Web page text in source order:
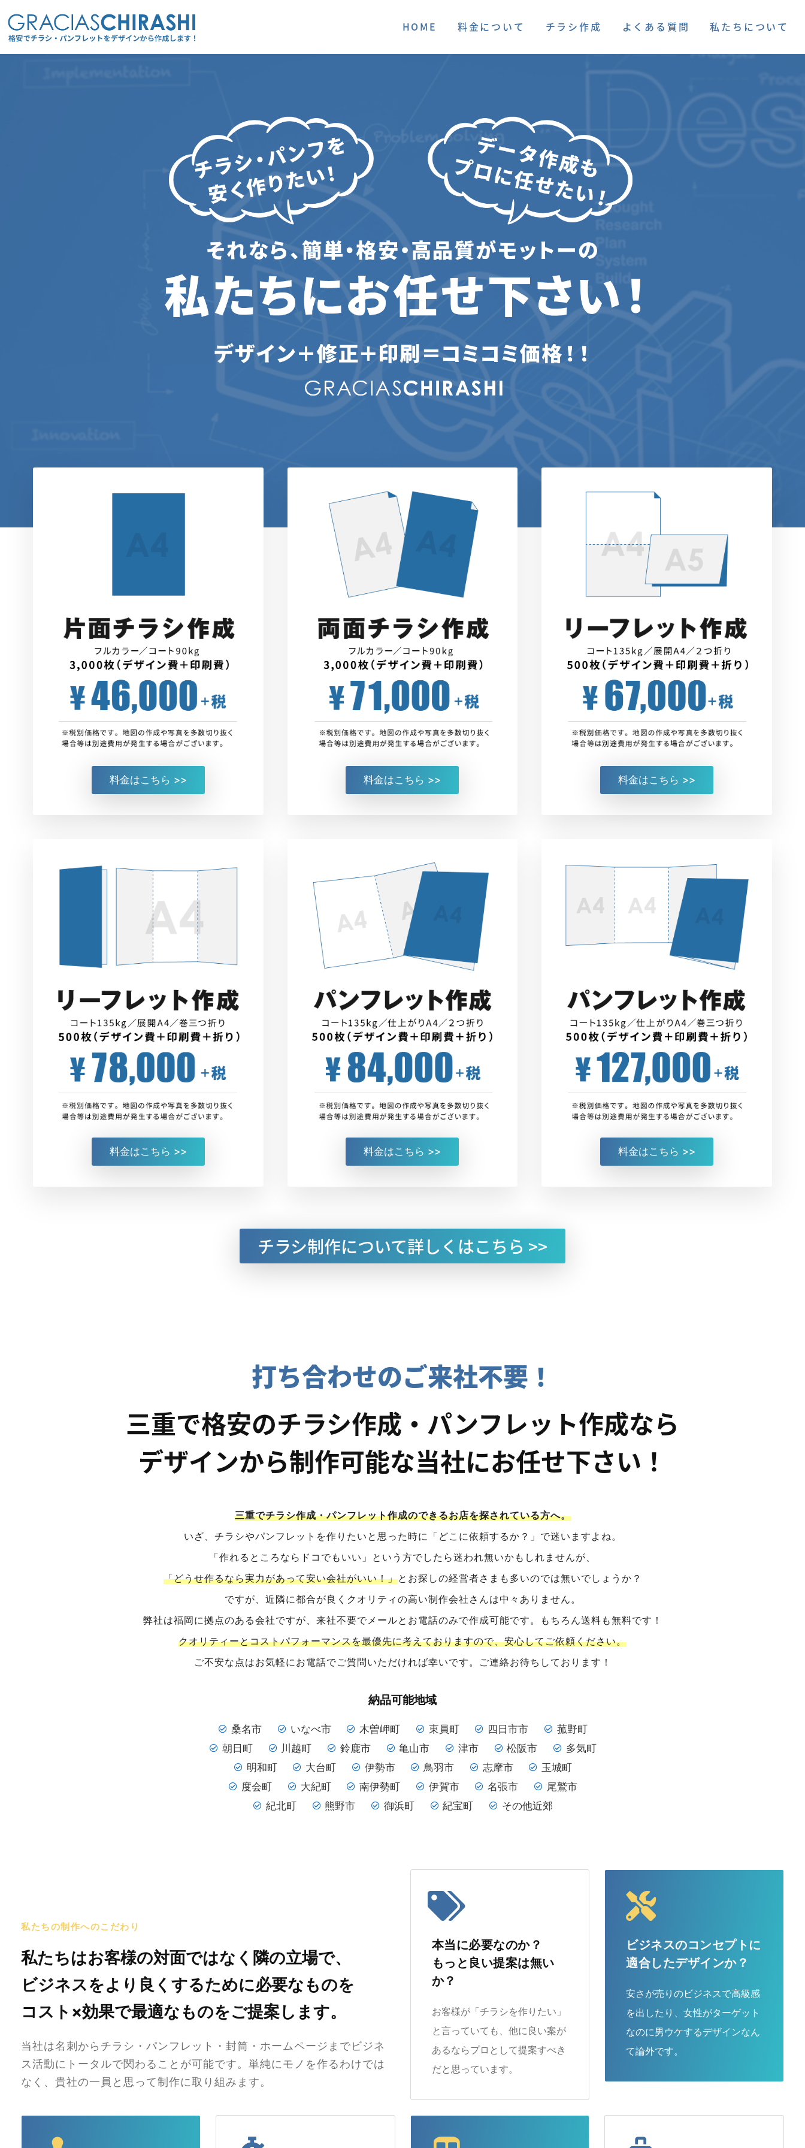
HOME 料金について チラシ作成 よくある質問 私たちについて
料金はこちら >> 料金はこちら >> 料金はこちら >>
料金はこちら >> 料金はこちら >> 料金はこちら >>
チラシ制作について詳しくはこちら >>
打ち合わせのご来社不要！
三重で格安のチラシ作成・ パンフレット作成なら
デザインから制作可能な当社にお任せ下さい！
三重でチラシ作成・パンフレット作成のできるお店を探されている方へ。
いざ、チラシやパンフレットを作りたいと思った時に「どこに依頼するか？」で迷いますよね。
「作れるところならドコでもいい」という方でしたら迷われ無いかもしれませんが、
「どうせ作るなら実力があって安い会社がいい！」とお探しの経営者さまも多いのでは無いでしょうか？
ですが、近隣に都合が良くクオリティの高い制作会社さんは中々ありません。
弊社は福岡に拠点のある会社ですが、来社不要でメールとお電話のみで作成可能です。もちろん送料も無料です！
クオリティーとコストパフォーマンスを最優先に考えておりますので、安心してご依頼ください。
ご不安な点はお気軽にお電話でご質問いただければ幸いです。ご連絡お待ちしております！
納品可能地域
桑名市 いなべ市 木曽岬町 東員町 四日市市
菰野町
朝日町
川越町 鈴鹿市 亀山市 津市 松阪市
多気町
明和町
大台町 伊勢市 鳥羽市 志摩市
玉城町
度会町
大紀町 南伊勢町 伊賀市 名張市
尾鷲市
紀北町
熊野市 御浜町 紀宝町 その他近郊
私たちの制作へのこだわり
私たちはお客様の対面ではなく隣の立場で、
ビジネスをより良くするために必要なものを
コスト×効果で最適なものをご提案します。
当社は名刺からチラシ・パンフレット・封筒・ホームページまでビジネ
ス活動にトータルで関わることが可能です。単純にモノを作るわけでは
なく、貴社の一員と思って制作に取り組みます。
本当に必要なのか？
もっと良い提案は無い
か？
お客様が「チラシを作りたい」
と言っていても、他に良い案が
あるならプロとして提案すべき
だと思っています。
ビジネスのコンセプトに
適合したデザインか？
安さが売りのビジネスで高級感
を出したり、女性がターゲット
なのに男ウケするデザインなん
て論外です。